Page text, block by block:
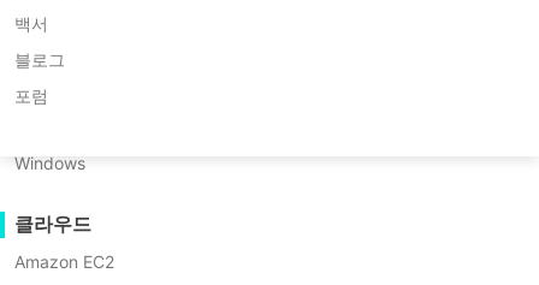
대규모 엔드포인트
클라우드로 백업하기
FusionOne Compute
NexaVM
물리 서버
Windows
클라우드
Amazon EC2
백서
블로그
포럼
가
요?
목차:
구성하는 방법 (고급)
보너스: Vinchin을 사용하여